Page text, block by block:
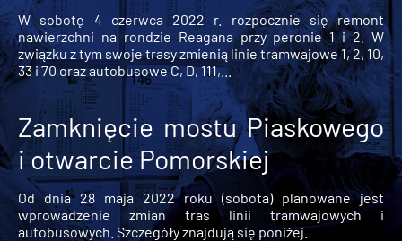
W sobotę 4 czerwca 2022 r. rozpocznie się remont
nawierzchni na rondzie Reagana przy peronie 1 i 2. W
związku z tym swoje trasy zmienią linie tramwajowe 1, 2, 10,
33 i 70 oraz autobusowe C, D, 111,...
Zamknięcie mostu Piaskowego
i otwarcie Pomorskiej
Od dnia 28 maja 2022 roku (sobota) planowane jest
wprowadzenie zmian tras linii tramwajowych i
autobusowych. Szczegóły znajdują się poniżej.